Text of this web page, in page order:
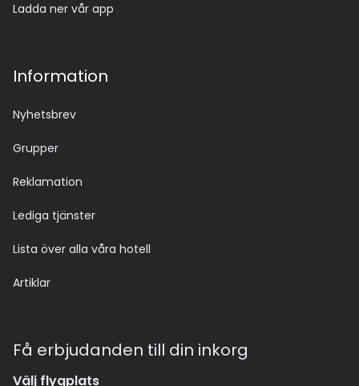
Ladda ner vår app
Information
Nyhetsbrev
Grupper
Reklamation
Lediga tjänster
Lista över alla våra hotell
Artiklar
Få erbjudanden till din inkorg
Välj flygplats